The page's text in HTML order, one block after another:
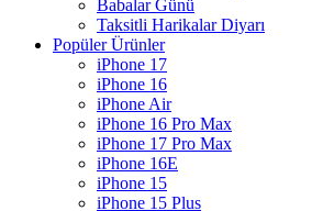
Babalar Günü
Taksitli Harikalar Diyarı
Popüler Ürünler
iPhone 17
iPhone 16
iPhone Air
iPhone 16 Pro Max
iPhone 17 Pro Max
iPhone 16E
iPhone 15
iPhone 15 Plus